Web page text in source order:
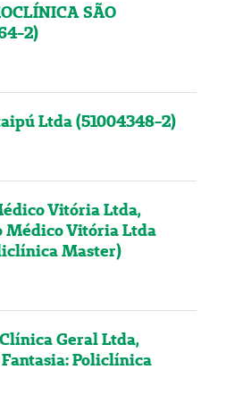
SÃO
2)
Ltda (51004348-2)
Vitória Ltda,
Médico Vitória Ltda
Master)
Geral Ltda,
Policlínica